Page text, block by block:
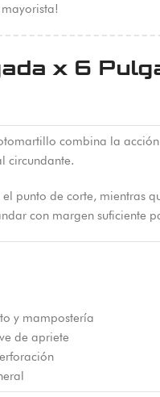
x 6
combina la
circundante.
punto de corte,
con margen suficiente
y mampostería
de apriete